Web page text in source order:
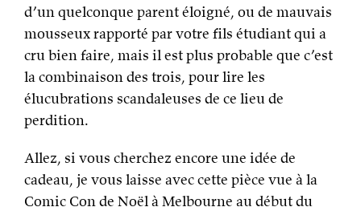
d’un quelconque parent éloigné, ou de mauvais
mousseux rapporté par votre fils étudiant qui a
cru bien faire, mais il est plus probable que c’est
la combinaison des trois, pour lire les
élucubrations scandaleuses de ce lieu de
perdition.
Allez, si vous cherchez encore une idée de
cadeau, je vous laisse avec cette pièce vue à la
Comic Con de Noël à Melbourne au début du